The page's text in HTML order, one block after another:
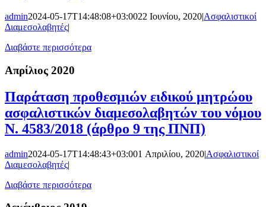
admin2024-05-17T14:48:08+03:0022 Ιουνίου, 2020|Ασφαλιστικοί
Διαμεσολαβητές|
Διαβάστε περισσότερα
Απρίλιος 2020
Παράταση προθεσμιών ειδικού μητρώου
ασφαλιστικών διαμεσολαβητών του νόμου
Ν. 4583/2018 (άρθρο 9 της ΠΝΠ)
admin2024-05-17T14:48:43+03:001 Απριλίου, 2020|Ασφαλιστικοί
Διαμεσολαβητές|
Διαβάστε περισσότερα